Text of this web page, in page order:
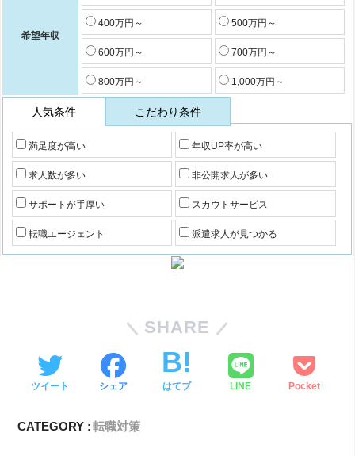
希望年収
400万円～ 500万円～
600万円～ 700万円～
800万円～ 1,000万円～
人気条件 こだわり条件
満足度が高い 年収UP率が高い
求人数が多い 非公開求人が多い
サポートが手厚い スカウトサービス
転職エージェント 派遣求人が見つかる
SHARE
ツイート シェア はてブ LINE Pocket
CATEGORY :転職対策